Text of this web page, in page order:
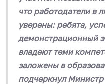
что работодатели в
уверены: ребята,
демонстрационный
владеют теми
заложены в
подчеркнул